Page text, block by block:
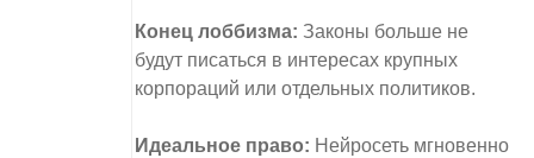
Конец лоббизма: Законы больше не
будут писаться в интересах крупных
корпораций или отдельных политиков.
Идеальное право: Нейросеть мгновенно